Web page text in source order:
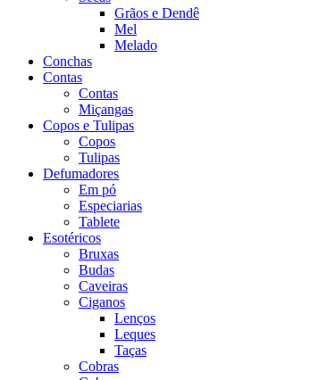
Grãos e Dendê
Mel
Melado
Conchas
Contas
Contas
Miçangas
Copos e Tulipas
Copos
Tulipas
Defumadores
Em pó
Especiarias
Tablete
Esotéricos
Bruxas
Budas
Caveiras
Ciganos
Lenços
Leques
Taças
Cobras